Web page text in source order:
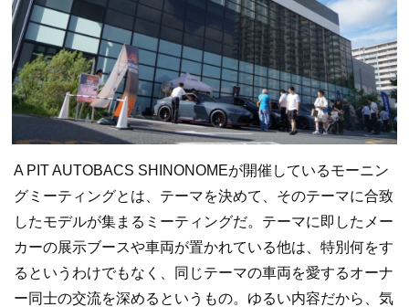
A PIT AUTOBACS SHINONOMEが開催しているモーニン
グミーティングとは、テーマを決めて、そのテーマに合致
したモデルが集まるミーティングだ。テーマに即したメー
カーの展示ブースや車両が置かれている他は、特別何をす
るというわけでもなく、同じテーマの車両を愛するオーナ
ー同士の交流を深めるというもの。ゆるい内容だから、気